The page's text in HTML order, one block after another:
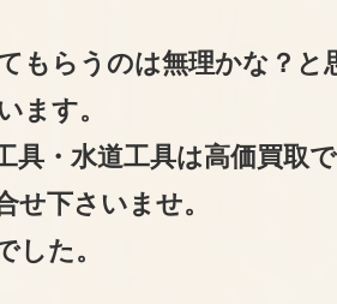
もらうのは無理かな？と
ます。
具・水道工具は高価買取
せ下さいませ。
した。